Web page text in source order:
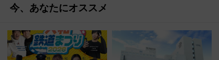
今、あなたにオススメ